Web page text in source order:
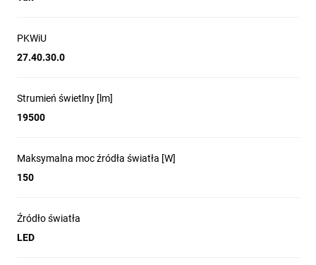
PKWiU
27.40.30.0
Strumień świetlny [lm]
19500
Maksymalna moc źródła światła [W]
150
Źródło światła
LED